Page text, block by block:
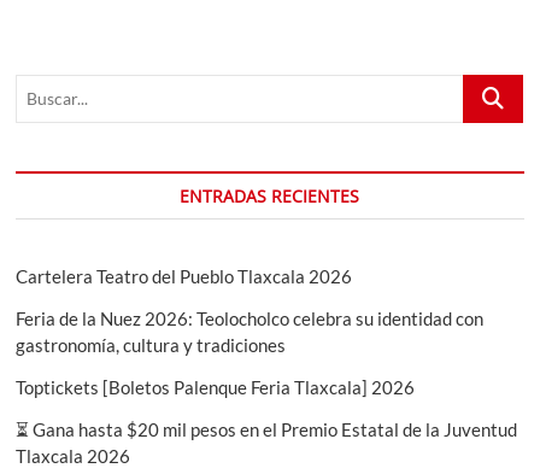
Buscar...
ENTRADAS RECIENTES
Cartelera Teatro del Pueblo Tlaxcala 2026
Feria de la Nuez 2026: Teolocholco celebra su identidad con
gastronomía, cultura y tradiciones
Toptickets [Boletos Palenque Feria Tlaxcala] 2026
⏳ Gana hasta $20 mil pesos en el Premio Estatal de la Juventud
Tlaxcala 2026